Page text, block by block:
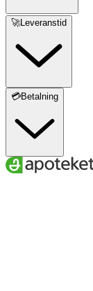
🚀Leveranstid
💳Betalning